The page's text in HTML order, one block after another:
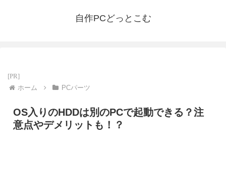
自作PCどっとこむ
ホーム PCパーツ
OS入りのHDDは別のPCで起動できる？注
意点やデメリットも！？